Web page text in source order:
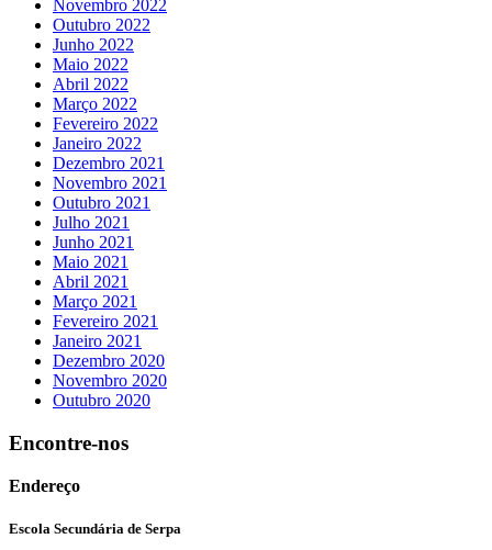
Novembro 2022
Outubro 2022
Junho 2022
Maio 2022
Abril 2022
Março 2022
Fevereiro 2022
Janeiro 2022
Dezembro 2021
Novembro 2021
Outubro 2021
Julho 2021
Junho 2021
Maio 2021
Abril 2021
Março 2021
Fevereiro 2021
Janeiro 2021
Dezembro 2020
Novembro 2020
Outubro 2020
Encontre-nos
Endereço
Escola Secundária de Serpa